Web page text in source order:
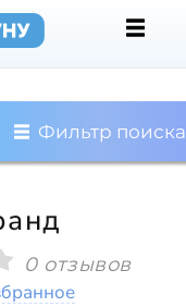
Фильтр поиска
0 отзывов